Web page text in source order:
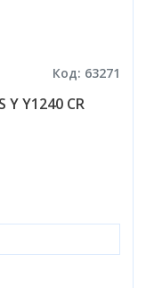
Код: 63271
Y1240 CR